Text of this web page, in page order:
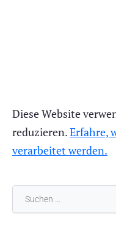
Diese Website
reduzieren.Erfahre,
verarbeitet werden.